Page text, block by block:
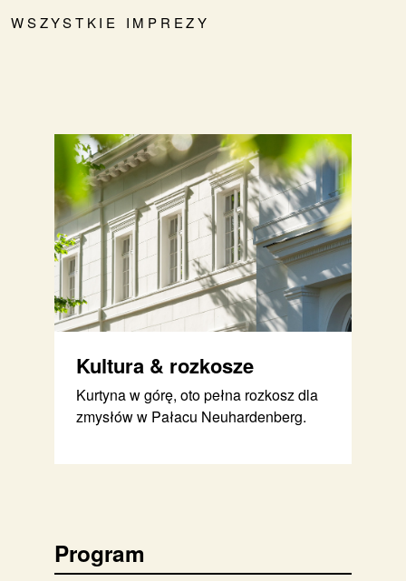
WSZYSTKIE IMPREZY
Kultura & rozkosze
Kurtyna w górę, oto pełna rozkosz dla
zmysłów w Pałacu Neuhardenberg.
Program